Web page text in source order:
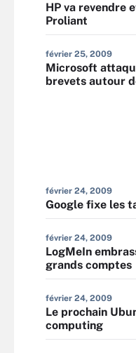
HP va revendre
Proliant
février 25, 2009
Microsoft
brevets autour
février 24, 2009
Google fixe les
février 24, 2009
LogMeIn
grands comptes
février 24, 2009
Le prochain
computing